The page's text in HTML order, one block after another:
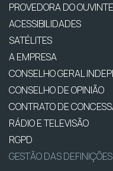
PROVEDORA DO OUVINTE
ACESSIBILIDADES
SATÉLITES
A EMPRESA
CONSELHO GERAL
CONSELHO DE OPINIÃO
CONTRATO DE
RÁDIO E TELEVISÃO
RGPD
GESTÃO DAS